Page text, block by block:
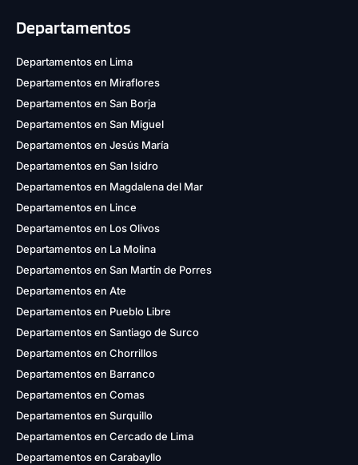
Departamentos
Departamentos en Lima
Departamentos en Miraflores
Departamentos en San Borja
Departamentos en San Miguel
Departamentos en Jesús María
Departamentos en San Isidro
Departamentos en Magdalena del Mar
Departamentos en Lince
Departamentos en Los Olivos
Departamentos en La Molina
Departamentos en San Martín de Porres
Departamentos en Ate
Departamentos en Pueblo Libre
Departamentos en Santiago de Surco
Departamentos en Chorrillos
Departamentos en Barranco
Departamentos en Comas
Departamentos en Surquillo
Departamentos en Cercado de Lima
Departamentos en Carabayllo